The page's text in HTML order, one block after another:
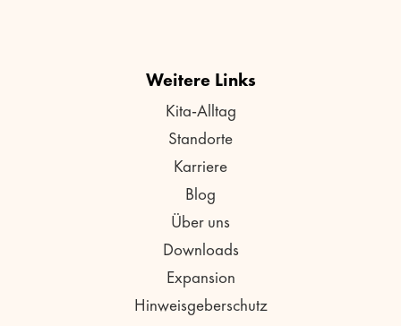
Weitere Links
Kita-Alltag
Standorte
Karriere
Blog
Über uns
Downloads
Expansion
Hinweisgeberschutz